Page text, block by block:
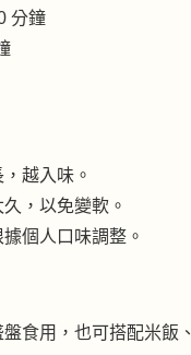
分鐘
越入味。
，以免變軟。
個人口味調整。
食用，也可搭配米飯